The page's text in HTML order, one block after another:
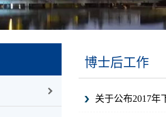
博士后工作
关于公布2017年